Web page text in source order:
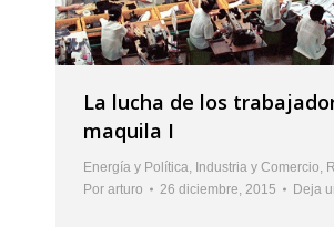
La lucha de los
maquila I
Energía y Política, Industria y Comercio,
Por arturo 26 diciembre, 2015 Deja